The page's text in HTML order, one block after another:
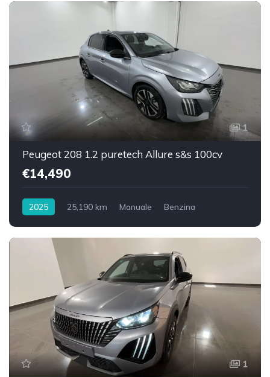
1
Peugeot 208 1.2 puretech Allure s&s 100cv
€14,490
2025 25,190 km Manuale
Benzina
1